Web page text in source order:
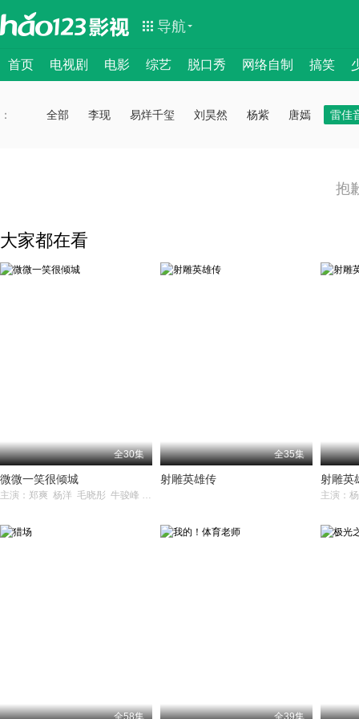
导航
首页 电视剧 电影 综艺 脱口秀 网络自制 搞笑
：： 全部 李现 易烊千玺 刘昊然 杨紫 唐嫣 雷佳
抱
大家都在看
全30集
微微一笑很倾城
主演：郑爽 杨洋 毛晓彤 牛骏峰 崔航
全35集
射雕英雄传 射雕英
全58集 全39集